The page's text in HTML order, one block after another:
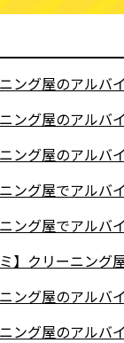
ング屋のアルバ
ング屋のアルバ
ング屋のアルバ
ング屋でアルバ
ング屋でアルバ
ミ】クリーニング
ング屋のアルバ
ング屋のアルバ